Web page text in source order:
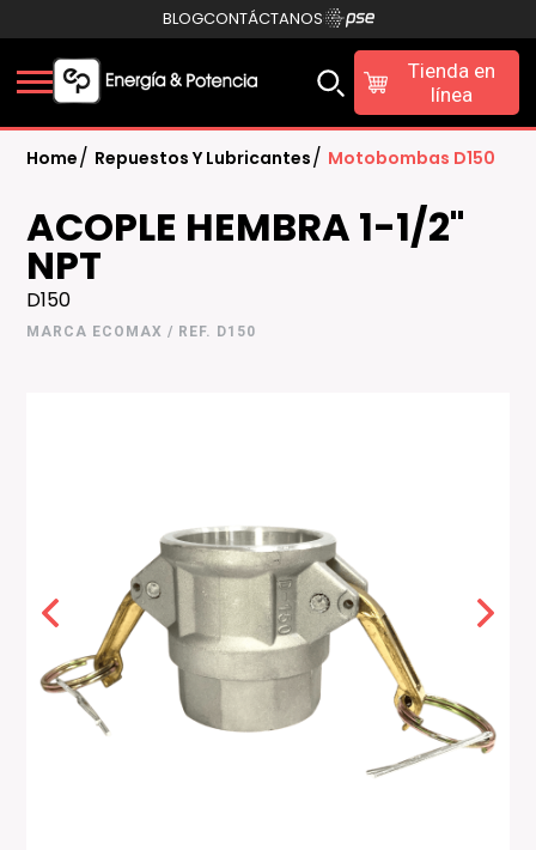
BLOGCONTÁCTANOS
Tienda en
línea
Home/ Repuestos Y Lubricantes/ Motobombas D150
ACOPLE HEMBRA 1-1/2"
NPT
D150
MARCA ECOMAX / REF. D150